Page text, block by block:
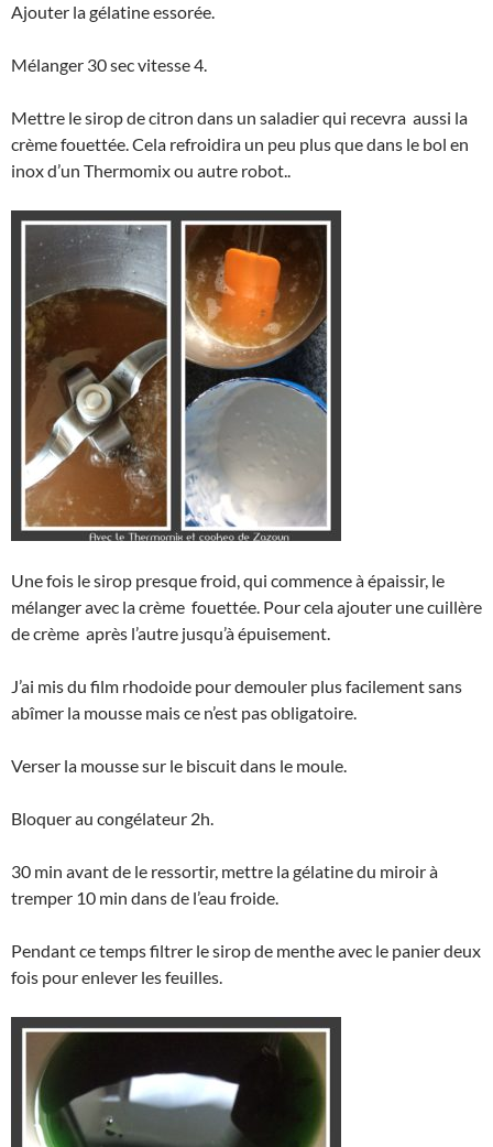
Ajouter la gélatine essorée.
Mélanger 30 sec vitesse 4.
Mettre le sirop de citron dans un saladier qui recevra aussi la
crème fouettée. Cela refroidira un peu plus que dans le bol en
inox d’un Thermomix ou autre robot..
Une fois le sirop presque froid, qui commence à épaissir, le
mélanger avec la crème fouettée. Pour cela ajouter une cuillère
de crème après l’autre jusqu’à épuisement.
J’ai mis du film rhodoide pour demouler plus facilement sans
abîmer la mousse mais ce n’est pas obligatoire.
Verser la mousse sur le biscuit dans le moule.
Bloquer au congélateur 2h.
30 min avant de le ressortir, mettre la gélatine du miroir à
tremper 10 min dans de l’eau froide.
Pendant ce temps filtrer le sirop de menthe avec le panier deux
fois pour enlever les feuilles.